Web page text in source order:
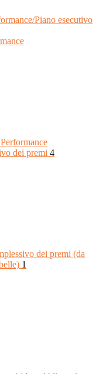
Piano esecutivo
dei premi 4
dei premi (da
1